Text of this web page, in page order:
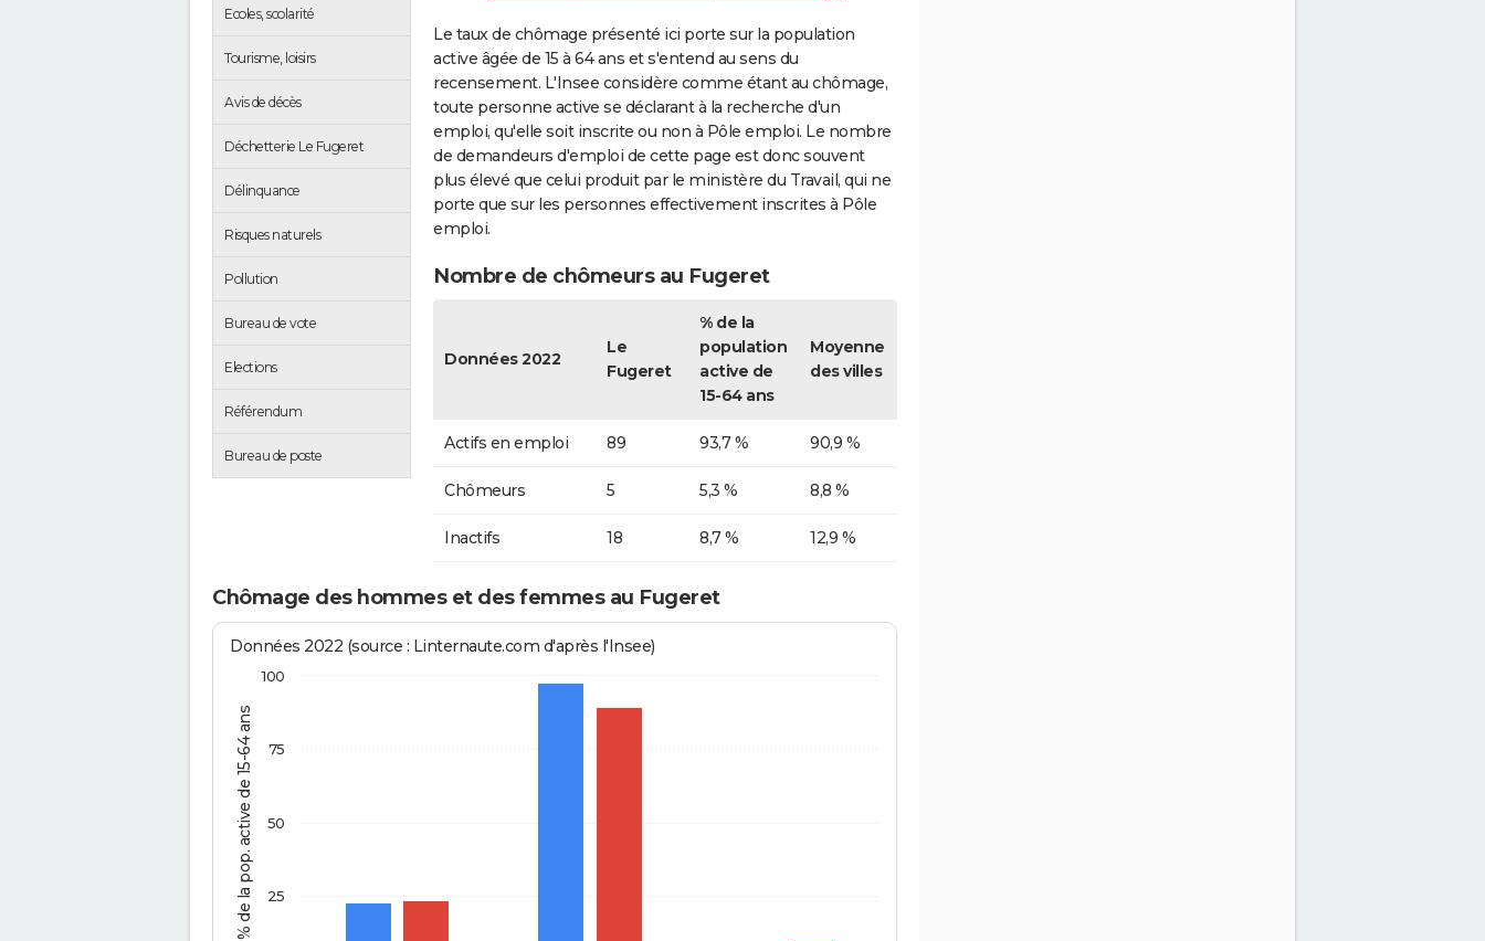
Ecoles, scolarité
Tourisme, loisirs
Avis de décès
Déchetterie Le Fugeret
Délinquance
Risques naturels
Pollution
Bureau de vote
Elections
Référendum
Bureau de poste
Le taux de chômage présenté ici porte sur la population
active âgée de 15 à 64 ans et s'entend au sens du
recensement. L'Insee considère comme étant au chômage,
toute personne active se déclarant à la recherche d'un
emploi, qu'elle soit inscrite ou non à Pôle emploi. Le nombre
de demandeurs d'emploi de cette page est donc souvent
plus élevé que celui produit par le ministère du Travail, qui ne
porte que sur les personnes effectivement inscrites à Pôle
emploi.
Nombre de chômeurs au Fugeret
Données 2022
Le
Fugeret
% de la
population
active de
15-64 ans
Moyenne
des villes
Actifs en emploi 89 93,7 % 90,9 %
Chômeurs 5 5,3 % 8,8 %
Inactifs 18 8,7 % 12,9 %
Chômage des hommes et des femmes au Fugeret
% de la pop. active de 15-64 ans
Données 2022 (source : Linternaute.com d'après l'Insee)
25
50
75
100